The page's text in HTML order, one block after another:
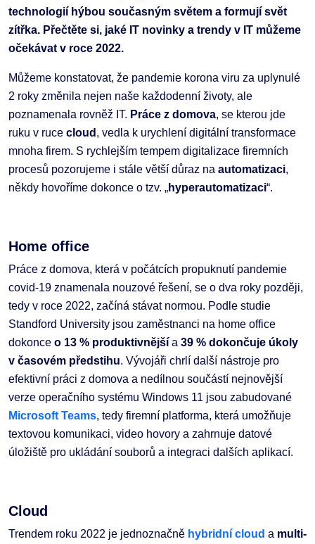
technologií hýbou současným světem a formují svět
zítřka. Přečtěte si, jaké IT novinky a trendy v IT můžeme
očekávat v roce 2022.
Můžeme konstatovat, že pandemie korona viru za uplynulé
2 roky změnila nejen naše každodenní životy, ale
poznamenala rovněž IT. Práce z domova, se kterou jde
ruku v ruce cloud , vedla k urychlení digitální transformace
mnoha firem. S rychlejším tempem digitalizace firemních
procesů pozorujeme i stále větší důraz na automatizaci,
někdy hovoříme dokonce o tzv. „hyperautomatizaci“.
Home office
Práce z domova, která v počátcích propuknutí pandemie
covid-19 znamenala nouzové řešení, se o dva roky později,
tedy v roce 2022, začíná stávat normou. Podle studie
Standford University jsou zaměstnanci na home office
dokonce o 13 % produktivnější a 39 % dokončuje úkoly
v časovém předstihu. Vývojáři chrlí další nástroje pro
efektivní práci z domova a nedílnou součástí nejnovější
verze operačního systému Windows 11 jsou zabudované
Microsoft Teams, tedy firemní platforma, která umožňuje
textovou komunikaci, video hovory a zahrnuje datové
úložiště pro ukládání souborů a integraci dalších aplikací.
Cloud
Trendem roku 2022 je jednoznačně hybridní cloud a multi-